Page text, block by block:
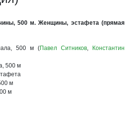
500 м. Женщины, эстафета (прямая
500 м (Павел Ситников,
Константин
500 м
м
м